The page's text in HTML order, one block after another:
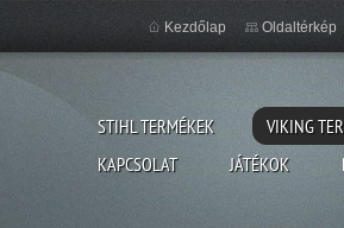
STIHL TERMÉKEK VIKING
KAPCSOLAT
JÁTÉKOK
Kezdőlap Oldaltérkép